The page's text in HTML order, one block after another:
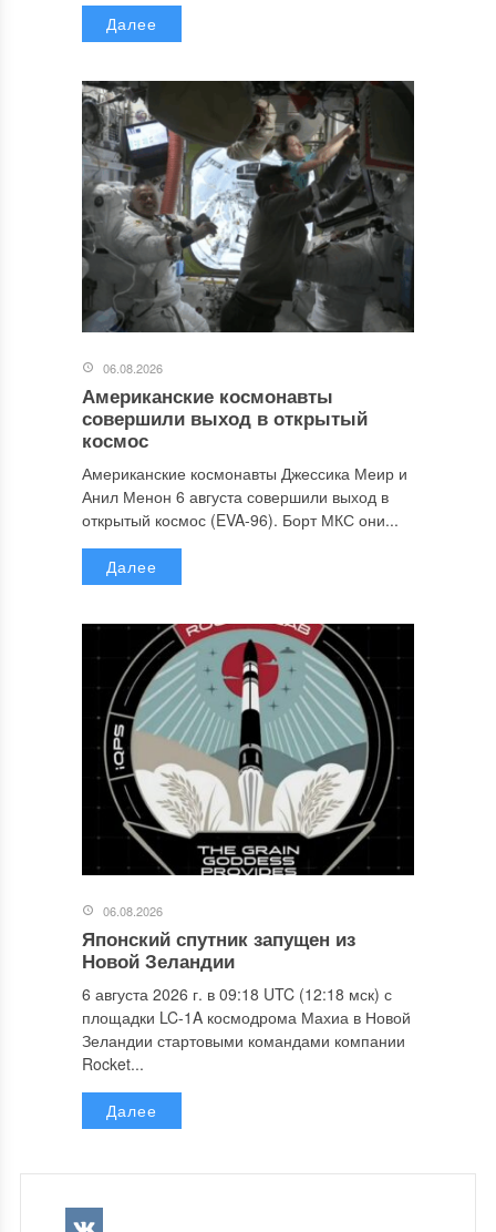
Далее
06.08.2026
Американские космонавты
совершили выход в открытый
космос
Американские космонавты Джессика Меир и
Анил Менон 6 августа совершили выход в
открытый космос (EVA-96). Борт МКС они...
Далее
06.08.2026
Японский спутник запущен из
Новой Зеландии
6 августа 2026 г. в 09:18 UTC (12:18 мск) с
площадки LC-1A космодрома Махиа в Новой
Зеландии стартовыми командами компании
Rocket...
Далее